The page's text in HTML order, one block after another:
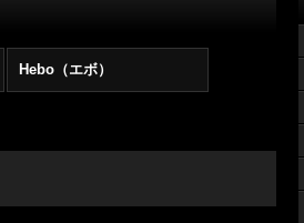
Hebo（エボ）